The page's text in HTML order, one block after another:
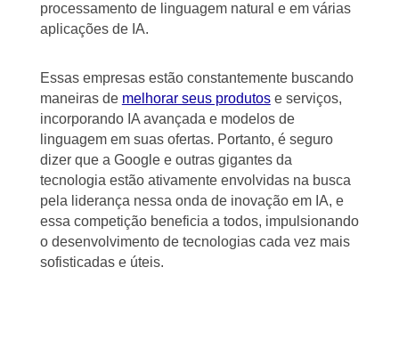
processamento de linguagem natural e em várias
aplicações de IA.
Essas empresas estão constantemente buscando
maneiras de melhorar seus produtose serviços,
incorporando IA avançada e modelos de
linguagem em suas ofertas. Portanto, é seguro
dizer que a Google e outras gigantes da
tecnologia estão ativamente envolvidas na busca
pela liderança nessa onda de inovação em IA, e
essa competição beneficia a todos, impulsionando
o desenvolvimento de tecnologias cada vez mais
sofisticadas e úteis.